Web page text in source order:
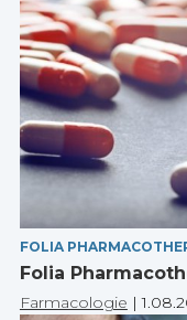
FOLIA
Folia
Farmacologie |